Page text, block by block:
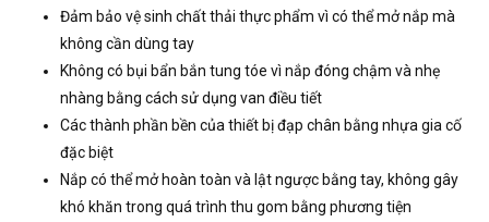
Đảm bảo vệ sinh chất thải thực phẩm vì có thể mở nắp mà
không cần dùng tay
Không có bụi bẩn bắn tung tóe vì nắp đóng chậm và nhẹ
nhàng bằng cách sử dụng van điều tiết
Các thành phần bền của thiết bị đạp chân bằng nhựa gia cố
đặc biệt
Nắp có thể mở hoàn toàn và lật ngược bằng tay, không gây
khó khăn trong quá trình thu gom bằng phương tiện